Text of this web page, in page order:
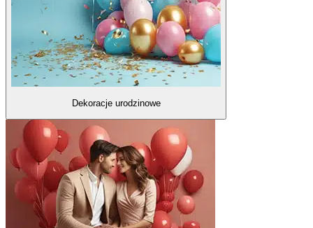
Dekoracje urodzinowe